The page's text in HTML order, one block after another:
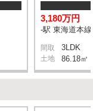
3,180万円
-駅 東海道本
間取 3LDK
土地 86.18㎡